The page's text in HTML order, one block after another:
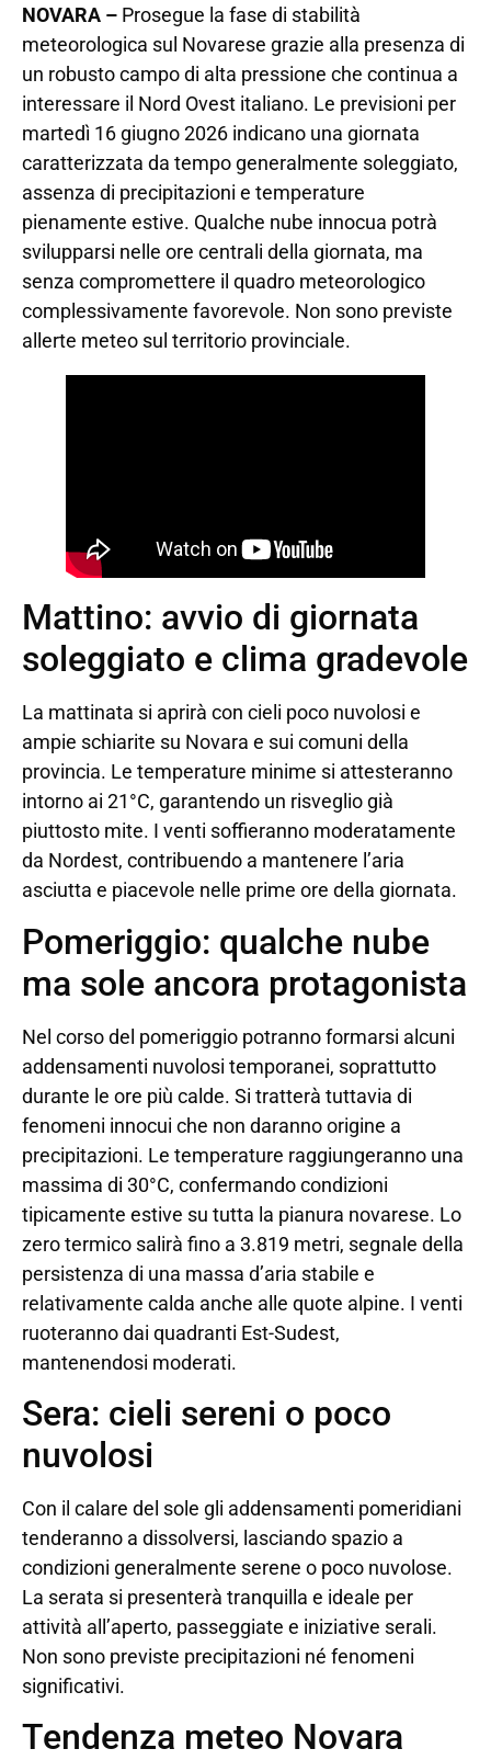
NOVARA – Prosegue la fase di stabilità
meteorologica sul Novarese grazie alla presenza di
un robusto campo di alta pressione che continua a
interessare il Nord Ovest italiano. Le previsioni per
martedì 16 giugno 2026 indicano una giornata
caratterizzata da tempo generalmente soleggiato,
assenza di precipitazioni e temperature
pienamente estive. Qualche nube innocua potrà
svilupparsi nelle ore centrali della giornata, ma
senza compromettere il quadro meteorologico
complessivamente favorevole. Non sono previste
allerte meteo sul territorio provinciale.
Mattino: avvio di giornata
soleggiato e clima gradevole
La mattinata si aprirà con cieli poco nuvolosi e
ampie schiarite su Novara e sui comuni della
provincia. Le temperature minime si attesteranno
intorno ai 21°C, garantendo un risveglio già
piuttosto mite. I venti soffieranno moderatamente
da Nordest, contribuendo a mantenere l’aria
asciutta e piacevole nelle prime ore della giornata.
Pomeriggio: qualche nube
ma sole ancora protagonista
Nel corso del pomeriggio potranno formarsi alcuni
addensamenti nuvolosi temporanei, soprattutto
durante le ore più calde. Si tratterà tuttavia di
fenomeni innocui che non daranno origine a
precipitazioni. Le temperature raggiungeranno una
massima di 30°C, confermando condizioni
tipicamente estive su tutta la pianura novarese. Lo
zero termico salirà fino a 3.819 metri, segnale della
persistenza di una massa d’aria stabile e
relativamente calda anche alle quote alpine. I venti
ruoteranno dai quadranti Est-Sudest,
mantenendosi moderati.
Sera: cieli sereni o poco
nuvolosi
Con il calare del sole gli addensamenti pomeridiani
tenderanno a dissolversi, lasciando spazio a
condizioni generalmente serene o poco nuvolose.
La serata si presenterà tranquilla e ideale per
attività all’aperto, passeggiate e iniziative serali.
Non sono previste precipitazioni né fenomeni
significativi.
Tendenza meteo Novara